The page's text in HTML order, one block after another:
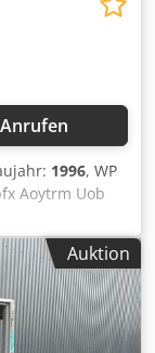
Anrufen
1996, WP
Aoytrm Uob
1230-
1996Auktion